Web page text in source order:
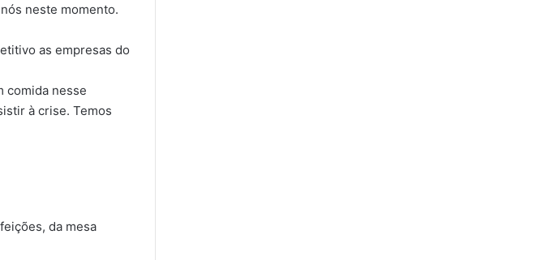
neste momento.
as empresas do
comida nesse
à crise. Temos
da mesa